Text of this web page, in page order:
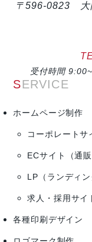
〒596-0823 大
受付時間
SERVICE
ホームページ制作
コーポレートサ
ECサイト（通
LP（ランディ
求人・採用サイ
各種印刷デザイン